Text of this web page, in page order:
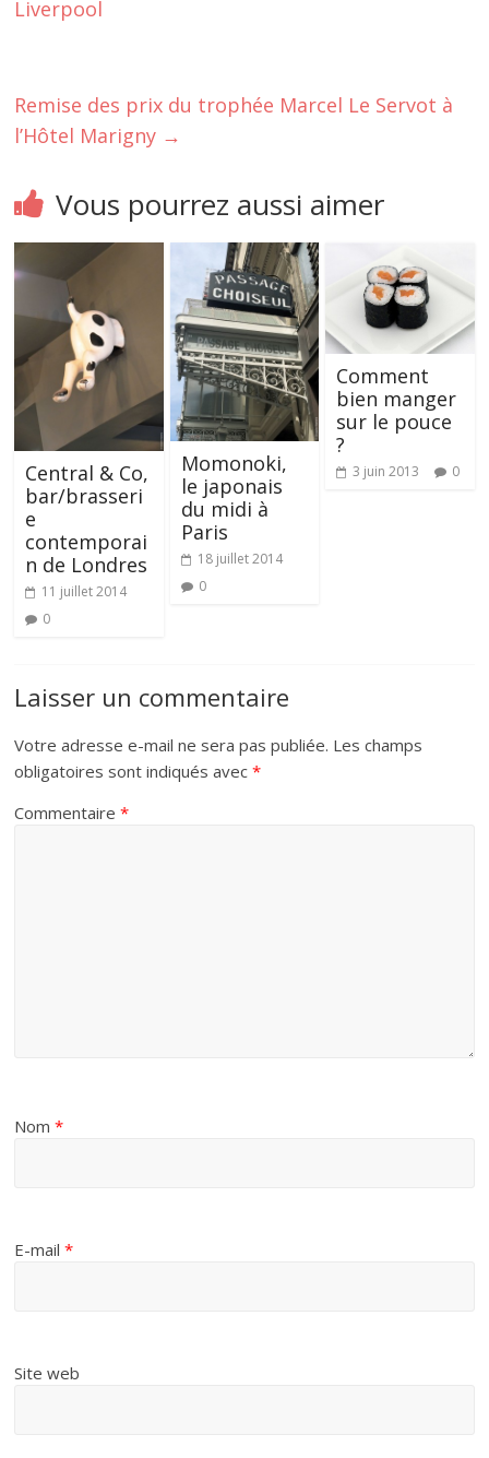
Liverpool
Remise des prix du trophée Marcel Le Servot à
l’Hôtel Marigny →
Vous pourrez aussi aimer
Central & Co,
bar/brasseri
e
contemporai
n de Londres
11 juillet 2014
0
Momonoki,
le japonais
du midi à
Paris
18 juillet 2014
0
Comment
bien manger
sur le pouce
?
3 juin 2013 0
Laisser un commentaire
Votre adresse e-mail ne sera pas publiée. Les champs
obligatoires sont indiqués avec*
Commentaire*
Nom*
E-mail*
Site web